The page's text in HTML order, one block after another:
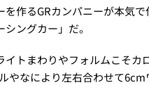
を作るGRカンパニーが本気
ングカー」だ。
イトまわりやフォルムこそ
やなにより左右合わせて